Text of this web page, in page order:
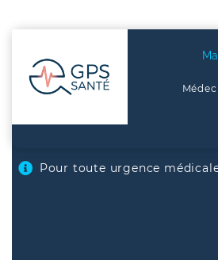
Pour toute urgence